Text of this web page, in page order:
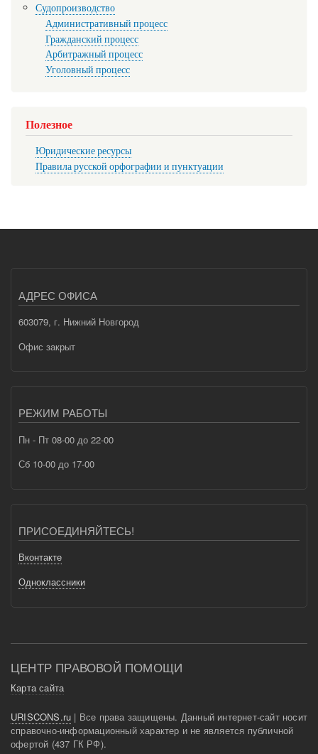
Судопроизводство
Административный процесс
Гражданский процесс
Арбитражный процесс
Уголовный процесс
Полезное
Юридические ресурсы
Правила русской орфографии и пунктуации
АДРЕС ОФИСА
603079, г. Нижний Новгород
Офис закрыт
РЕЖИМ РАБОТЫ
Пн - Пт 08-00 до 22-00
Сб 10-00 до 17-00
ПРИСОЕДИНЯЙТЕСЬ!
Вконтакте
Одноклассники
ЦЕНТР ПРАВОВОЙ ПОМОЩИ
Карта сайта
URISCONS.ru | Все права защищены. Данный интернет-сайт носит
справочно-информационный характер и не является публичной
офертой (437 ГК РФ).